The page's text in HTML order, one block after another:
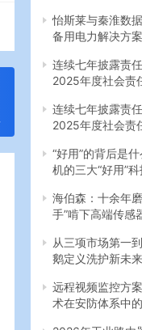
怡斯莱与秦淮数
备用电力解决方案
连续七年披露责
2025年度社会责
连续七年披露责
2025年度社会责
“好用”的背后是
机的三大“好用”
海伯森：十余年
手”啃下高端传感
从三项市场第一
鹅定义洗护新未来
远程视频监控方
术在安防体系中